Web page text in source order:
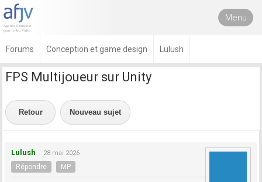
Menu
Forums Conception et game design Lulush
FPS Multijoueur sur Unity
Retour Nouveau sujet
Lulush 28 mai 2026
Répondre MP